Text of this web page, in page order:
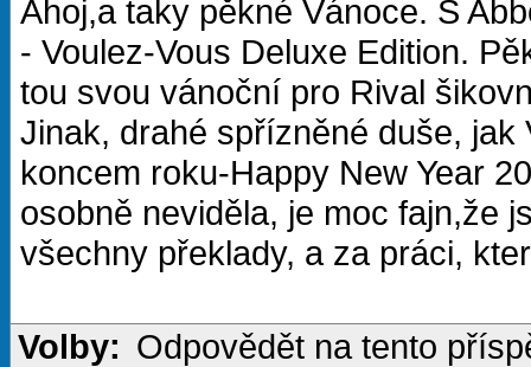
Ahoj,a taky pěkné Vánoce. S
- Voulez-Vous Deluxe Edition.
tou svou vánoční pro Rival
Jinak, drahé spřízněné duše,
koncem roku-Happy New Year
osobně neviděla, je moc fajn,že
všechny překlady, a za práci,
Volby: Odpovědět na tento